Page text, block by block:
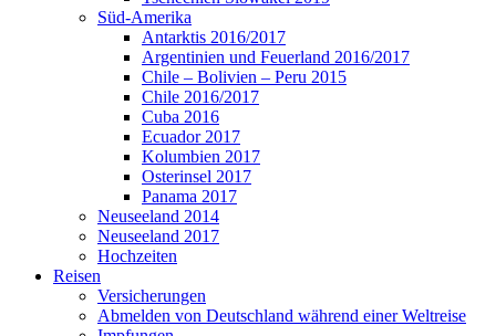
Süd-Amerika
Antarktis 2016/2017
Argentinien und Feuerland 2016/2017
Chile – Bolivien – Peru 2015
Chile 2016/2017
Cuba 2016
Ecuador 2017
Kolumbien 2017
Osterinsel 2017
Panama 2017
Neuseeland 2014
Neuseeland 2017
Hochzeiten
Reisen
Versicherungen
Abmelden von Deutschland während einer Weltreise